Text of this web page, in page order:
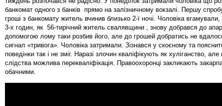
банкомат одного з банків прямо на залізничному вокзалі. Першу
гроші з банкомату житель вчинив близько 2-ї ночі. Чоловіка
3-х годин, як 56-тирічний житель свалявщини , знову добрався до
допомогою лому таки розбив його, але до грошей добратись не
сигнал «тривога». Чоловіка затримали. Зізнався у скоєному та
поведінки так і не зміг. Наразі злочин кваліфікують як хуліганство, але
слідства можлива перекваліфікація. Правоохоронці закликають
обачними.